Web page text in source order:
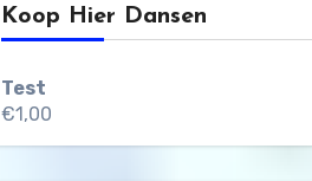
Koop Hier Dansen
Test
€1,00